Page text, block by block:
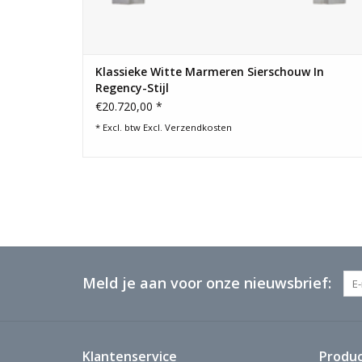
Klassieke Witte Marmeren Sierschouw In
Regency-Stijl
€20.720,00 *
* Excl. btw Excl. Verzendkosten
Meld je aan voor onze nieuwsbrief:
Klantenservice